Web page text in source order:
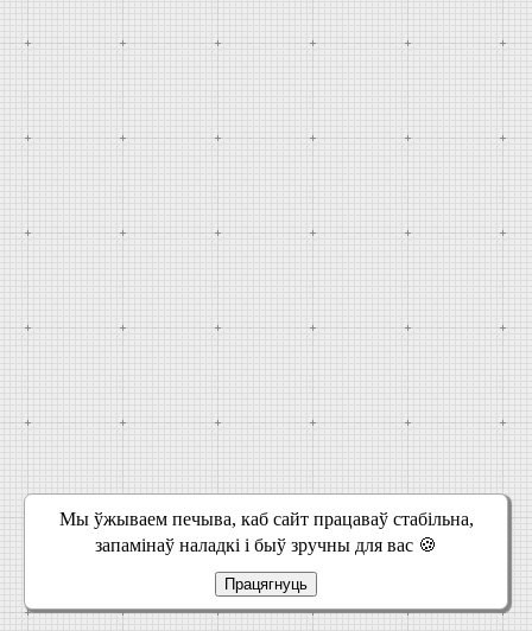
Мы ўжываем печыва, каб сайт працаваў стабільна,
запамінаў наладкі і быў зручны для вас 🍪
Працягнуць